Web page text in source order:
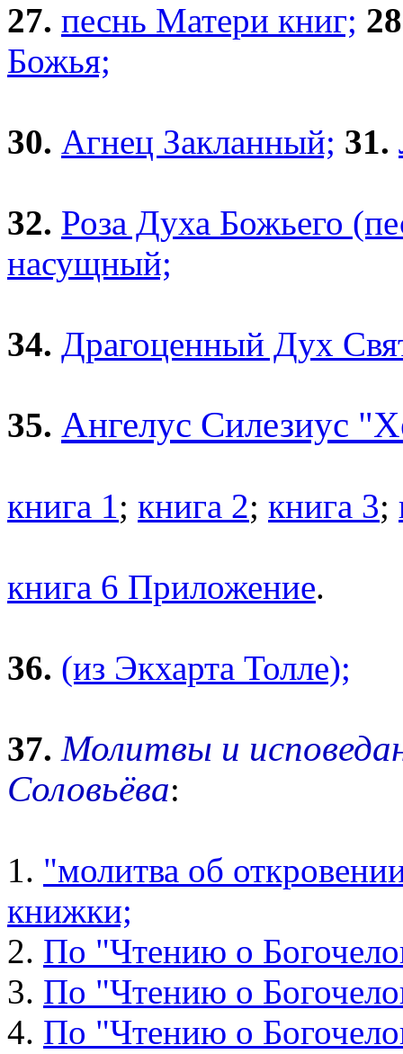
27. песнь Матери книг;
Божья;
30. Агнец Закланный; 31.
32. Роза Духа Божьего
насущный;
34. Драгоценный Дух
35. Ангелус Силезиус
книга 1; книга 2; книга 3;
книга 6 Приложение.
36. (из Экхарта Толле);
37. Молитвы и
Соловьёва:
1. "молитва об
книжки;
2. По "Чтению о
3. По "Чтению о
4. По "Чтению о